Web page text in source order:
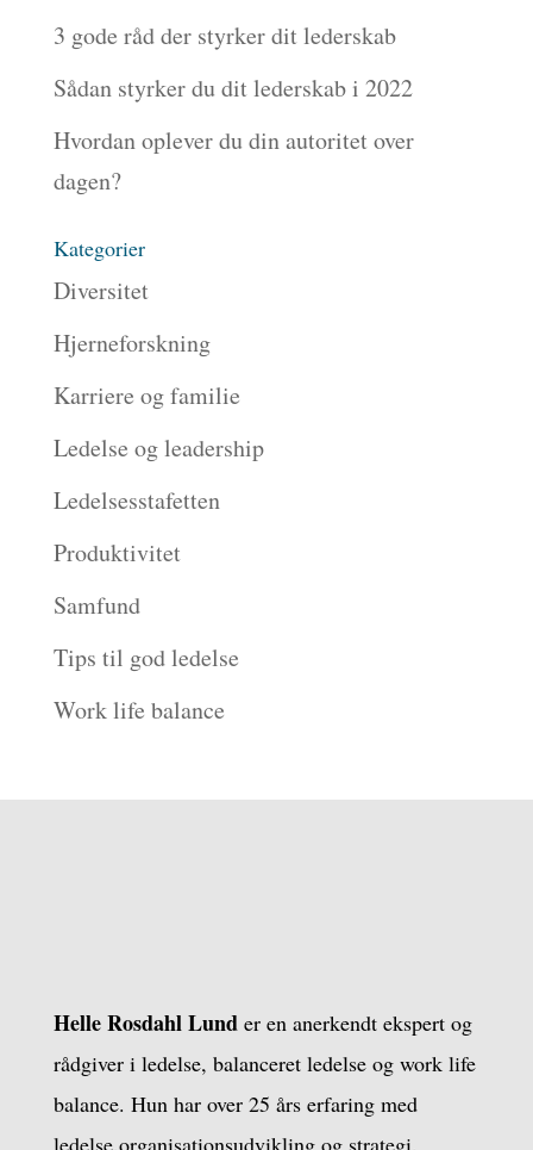
3 gode råd der styrker dit lederskab
Sådan styrker du dit lederskab i 2022
Hvordan oplever du din autoritet over
dagen?
Kategorier
Diversitet
Hjerneforskning
Karriere og familie
Ledelse og leadership
Ledelsesstafetten
Produktivitet
Samfund
Tips til god ledelse
Work life balance
Helle Rosdahl Lunder en anerkendt ekspert og
rådgiver i ledelse, balanceret ledelse og work life
balance. Hun har over 25 års erfaring med
ledelse,organisationsudvikling og strategi.